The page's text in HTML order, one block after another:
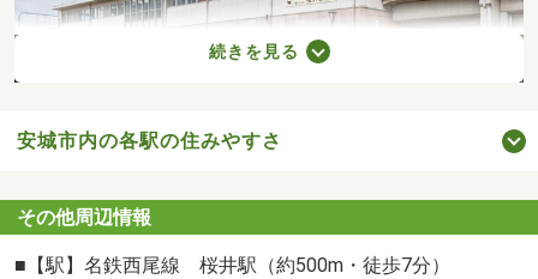
続きを見る
安城市内の各駅の住みやすさ
その他周辺情報
■【駅】名鉄西尾線 桜井駅（約500m・徒歩7分）